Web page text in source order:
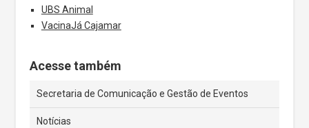
UBS Animal
VacinaJá Cajamar
Acesse também
Secretaria de Comunicação e Gestão de Eventos
Notícias